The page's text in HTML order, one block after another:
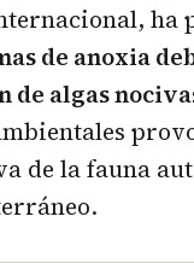
ha
de anoxia
de algas
de la fauna